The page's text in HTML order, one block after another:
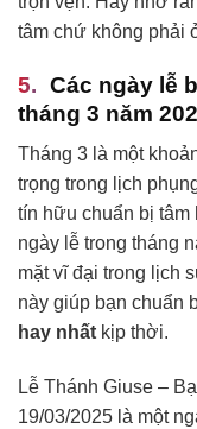
tâm chứ không phải
Các ngày lễ
tháng 3 năm
Tháng 3 là một
trọng trong lịch
tín hữu chuẩn bị
ngày lễ trong tháng
mặt vĩ đại trong lịch
này giúp bạn chuẩn
hay nhất kịp thời.
Lễ Thánh Giuse –
19/03/2025 là một